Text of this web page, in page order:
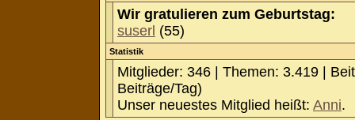
Wir gratulieren zum Geburtstag:
suserl (55)
Statistik
Mitglieder: 346 | Themen: 3.419 |
Beiträge/Tag)
Unser neuestes Mitglied heißt: Anni.